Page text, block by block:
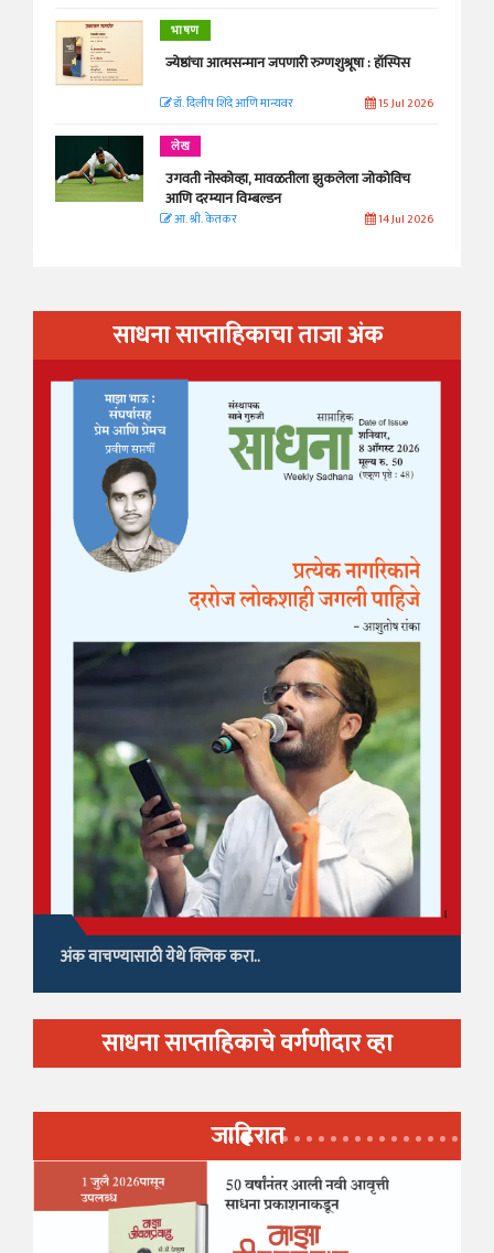
भाषण
ज्येष्ठांचा आत्मसन्मान जपणारी रुग्णशुश्रूषा : हॉस्पिस
डॉ. दिलीप शिंदे आणि मान्यवर 15 Jul 2026
लेख
उगवती नोस्कोव्हा, मावळतीला झुकलेला जोकोविच
आणि दरम्यान विम्बल्डन
आ. श्री. केतकर 14 Jul 2026
साधना साप्ताहिकाचा ताजा अंक
अंक वाचण्यासाठी येथे क्लिक करा..
साधना साप्ताहिकाचे वर्गणीदार व्हा
जाहिरात